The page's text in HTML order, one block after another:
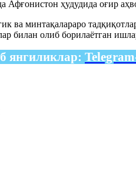
Афғонистон ҳудудида оғир
ва минтақалараро
билан олиб борилаётган
янгиликлар: